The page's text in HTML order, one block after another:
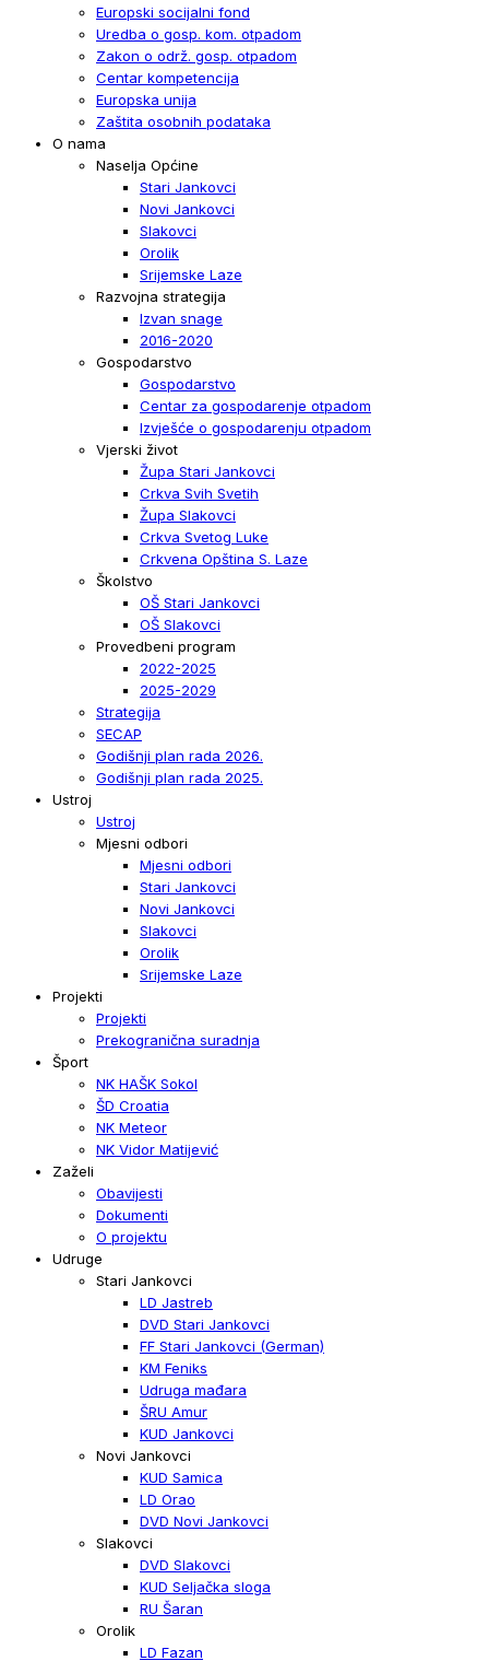
Europski socijalni fond
Uredba o gosp. kom. otpadom
Zakon o održ. gosp. otpadom
Centar kompetencija
Europska unija
Zaštita osobnih podataka
O nama
Naselja Općine
Stari Jankovci
Novi Jankovci
Slakovci
Orolik
Srijemske Laze
Razvojna strategija
Izvan snage
2016-2020
Gospodarstvo
Gospodarstvo
Centar za gospodarenje otpadom
Izvješće o gospodarenju otpadom
Vjerski život
Župa Stari Jankovci
Crkva Svih Svetih
Župa Slakovci
Crkva Svetog Luke
Crkvena Opština S. Laze
Školstvo
OŠ Stari Jankovci
OŠ Slakovci
Provedbeni program
2022-2025
2025-2029
Strategija
SECAP
Godišnji plan rada 2026.
Godišnji plan rada 2025.
Ustroj
Ustroj
Mjesni odbori
Mjesni odbori
Stari Jankovci
Novi Jankovci
Slakovci
Orolik
Srijemske Laze
Projekti
Projekti
Prekogranična suradnja
Šport
NK HAŠK Sokol
ŠD Croatia
NK Meteor
NK Vidor Matijević
Zaželi
Obavijesti
Dokumenti
O projektu
Udruge
Stari Jankovci
LD Jastreb
DVD Stari Jankovci
FF Stari Jankovci (German)
KM Feniks
Udruga mađara
ŠRU Amur
KUD Jankovci
Novi Jankovci
KUD Samica
LD Orao
DVD Novi Jankovci
Slakovci
DVD Slakovci
KUD Seljačka sloga
RU Šaran
Orolik
LD Fazan